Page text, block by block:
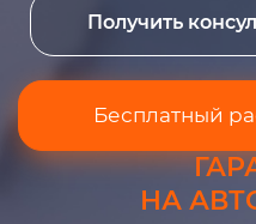
Получить
Бесплатный
НА